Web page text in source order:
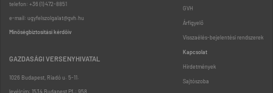
telefon: +36 (1) 472-8851
e-mail: ugyfelszolgalat@gvh.hu
Minőségbiztosítási kérdőív
GAZDASÁGI VERSENYHIVATAL
1026 Budapest, Riadó u. 5-11.
GVH
Árfigyelő
Visszaélés-bejelentési rendszerek
Kapcsolat
Hirdetmények
Sajtószoba